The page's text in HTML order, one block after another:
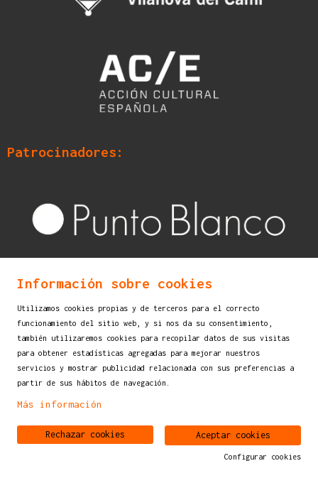
Patrocinadores:
Información sobre cookies
Utilizamos cookies propias y de terceros para el correcto
funcionamiento del sitio web, y si nos da su consentimiento,
también utilizaremos cookies para recopilar datos de sus visitas
para obtener estadísticas agregadas para mejorar nuestros
servicios y mostrar publicidad relacionada con sus preferencias a
partir de sus hábitos de navegación.
Más información
Aceptar cookies
Rechazar cookies
Configurar cookies